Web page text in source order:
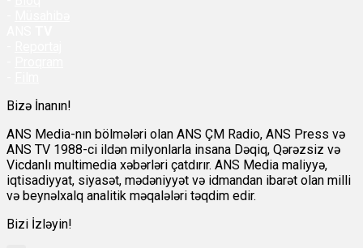
Bizə İnanın!
ANS Media-nın bölmələri olan ANS ÇM Radio, ANS Press və
ANS TV 1988-ci ildən milyonlarla insana Dəqiq, Qərəzsiz və
Vicdanlı multimedia xəbərləri çatdırır. ANS Media maliyyə,
iqtisadiyyat, siyasət, mədəniyyət və idmandan ibarət olan milli
və beynəlxalq analitik məqalələri təqdim edir.
Bizi İzləyin!